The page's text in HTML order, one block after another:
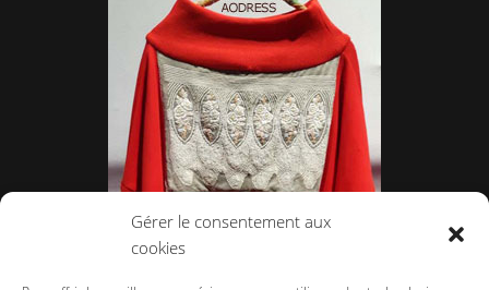
Gérer le consentement aux
cookies